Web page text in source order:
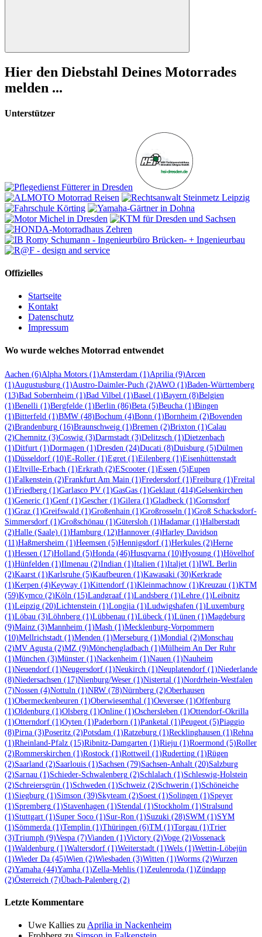
Suchen
Hier den Diebstahl Deines Motorrades
melden ...
Unterstützer
Offizielles
Startseite
Kontakt
Datenschutz
Impressum
Wo wurde welches Motorrad entwendet
Aachen (6)Alpha Motors (1)Amsterdam (1)Aprilia (9)Arcen
(1)Augustusburg (1)Austro-Daimler-Puch (2)AWO (1)Baden-Württemberg
(13)Bad Sobernheim (1)Bad Vilbel (1)Basel (1)Bayern (8)Belgien
(1)Benelli (1)Bergfelde (1)Berlin (86)Beta (5)Beucha (1)Bingen
(1)Bitterfeld (1)BMW (48)Bochum (4)Bonn (1)Bornheim (2)Bovenden
(2)Brandenburg (16)Braunschweig (1)Bremen (2)Brixton (1)Calau
(2)Chemnitz (3)Coswig (3)Darmstadt (3)Delitzsch (1)Dietzenbach
(1)Ditfurt (1)Dormagen (1)Dresden (24)Ducati (8)Duisburg (5)Dülmen
(1)Düsseldorf (10)E-Roller (1)Egret (1)Eilenberg (1)Eisenhüttenstadt
(1)Eltville-Erbach (1)Erkrath (2)EScooter (1)Essen (5)Eupen
(1)Falkenstein (2)Frankfurt Am Main (1)Fredersdorf (1)Freiburg (1)Freital
(1)Friedberg (1)Garlasco PV (1)GasGas (1)Geklaut (414)Gelsenkirchen
(1)Generic (1)Genf (1)Gescher (1)Gilera (1)Gladbeck (1)Gornsdorf
(1)Graz (1)Greifswald (1)Großenhain (1)Großrosseln (1)Groß Schacksdorf-
Simmersdorf (1)Großschönau (1)Gütersloh (1)Hadamar (1)Halberstadt
(2)Halle (Saale) (1)Hamburg (12)Hannover (4)Harley Davidson
(11)Haßmersheim (1)Heemsen (5)Hennigsdorf (1)Herkules (2)Herne
(1)Hessen (17)Holland (5)Honda (46)Husqvarna (10)Hyosung (1)Hövelhof
(1)Hünfelden (1)Ilmenau (2)Indian (1)Italien (1)Italjet (1)IWL Berlin
(2)Kaarst (1)Karlsruhe (5)Kaufbeuren (1)Kawasaki (30)Kerkrade
(1)Kerpen (4)Keyway (1)Kittendorf (1)Kleinmachnow (1)Kreuzau (1)KTM
(59)Kymco (2)Köln (15)Landgraaf (1)Landsberg (1)Lehre (1)Leibnitz
(1)Leipzig (20)Lichtenstein (1)Longjia (1)Ludwigshafen (1)Luxemburg
(1)Löbau (3)Löhnberg (1)Lübbenau (1)Lübeck (1)Lünen (1)Magdeburg
(9)Mainz (3)Mannheim (1)Mash (1)Mecklenburg-Vorpommern
(10)Mellrichstadt (1)Menden (1)Merseburg (1)Mondial (2)Monschau
(2)MV Agusta (2)MZ (9)Mönchengladbach (1)Mülheim An Der Ruhr
(1)München (3)Münster (1)Nackenheim (1)Nauen (1)Nauheim
(1)Neuendorf (1)Neugersdorf (1)Neukirch (1)Neuplatendorf (1)Niederlande
(8)Niedersachsen (17)Nienburg/Weser (1)Nistertal (1)Nordrhein-Westfalen
(7)Nossen (4)Nottuln (1)NRW (78)Nürnberg (2)Oberhausen
(1)Obermeckenbeuren (1)Oberwiesenthal (1)Oeversee (1)Offenburg
(1)Oldenburg (1)Olsberg (1)Online (1)Oschersleben (1)Ottendorf-Okrilla
(1)Otterndorf (1)Oyten (1)Paderborn (1)Panketal (1)Peugeot (5)Piaggio
(8)Pirna (3)Poseritz (2)Potsdam (1)Ratzeburg (1)Recklinghausen (1)Rehna
(1)Rheinland-Pfalz (15)Ribnitz-Damgarten (1)Rieju (1)Roermond (5)Roller
(2)Rommerskirchen (1)Rostock (1)Rottweil (1)Ruderting (1)Rügen
(2)Saarland (2)Saarlouis (1)Sachsen (79)Sachsen-Anhalt (20)Salzburg
(2)Sarnau (1)Schieder-Schwalenberg (2)Schlalach (1)Schleswig-Holstein
(2)Schreiersgrün (1)Schweden (1)Schweiz (2)Schwerin (1)Schöneiche
(1)Siegburg (1)Simson (39)Skyteam (2)Soest (1)Solingen (1)Speyer
(1)Spremberg (1)Stavenhagen (1)Stendal (1)Stockholm (1)Stralsund
(1)Stuttgart (1)Super Soco (1)Sur-Ron (1)Suzuki (28)SWM (1)SYM
(1)Sömmerda (1)Templin (1)Thüringen (6)TM (1)Torgau (1)Trier
(3)Triumph (9)Vespa (7)Vianden (1)Victory (2)Voge (2)Vossenack
(1)Waldenburg (1)Waltersdorf (1)Weiterstadt (1)Wels (1)Wettin-Löbejün
(1)Wieder Da (45)Wien (2)Wiesbaden (3)Witten (1)Worms (2)Wurzen
(2)Yamaha (44)Yamha (1)Zella-Mehlis (1)Zeulenroda (1)Zündapp
(2)Österreich (7)Übach-Palenberg (2)
Letzte Kommentare
Uwe Kallies zu Aprilia in Nackenheim